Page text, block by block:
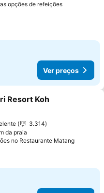
opções de refeições
Ver preços
aos favoritos
Resort Koh
3.314
da praia
no Restaurante Matang